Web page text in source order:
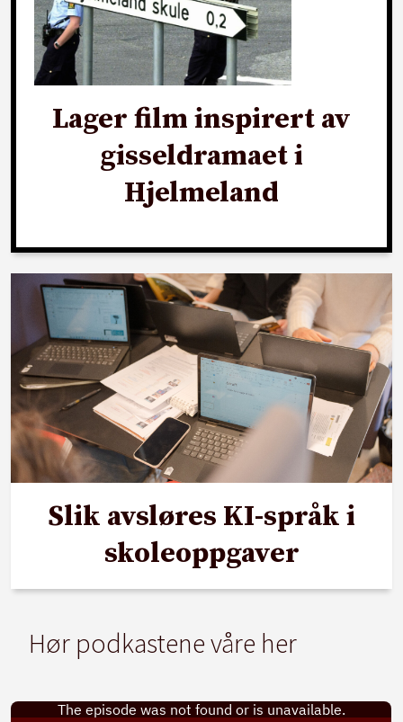
Lager film inspirert av
gisseldramaet i
Hjelmeland
Slik avsløres KI-språk i
skoleoppgaver
Hør podkastene våre her